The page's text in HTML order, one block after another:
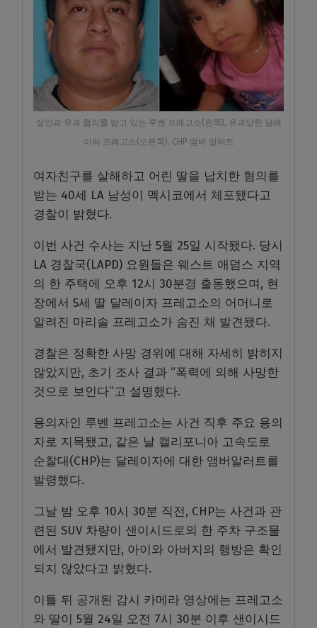
살인과 유괴 혐의를 받고 있는 루벤 프레고소(왼쪽), 유괴당한 달레
이라 프레고소(오른쪽). CHP 앰버 알러트
여자친구를 살해하고 어린 딸을 납치한 혐의를
받는 40세 LA 남성이 멕시코에서 체포됐다고
경찰이 밝혔다.
이번 사건 수사는 지난 5월 25일 시작됐다. 당시
LA 경찰국(LAPD) 요원들은 웨스트 애덤스 지역
의 한 주택에 오후 12시 30분경 출동했으며, 현
장에서 5세 딸 달레이자 프레고소의 어머니로
알려진 마리솔 프레고소가 숨진 채 발견됐다.
경찰은 정확한 사망 경위에 대해 자세히 밝히지
않았지만, 초기 조사 결과 “폭력에 의해 사망한
것으로 보인다”고 설명했다.
용의자인 루벤 프레고소는 사건 직후 주요 용의
자로 지목됐고, 같은 날 캘리포니아 고속도로
순찰대(CHP)는 달레이자에 대한 앰버알러트를
발령했다.
그날 밤 오후 10시 30분 직전, CHP는 사건과 관
련된 SUV 차량이 샌이시드로의 한 주차 구조물
에서 발견됐지만, 아이와 아버지의 행방은 확인
되지 않았다고 밝혔다.
이틀 뒤 공개된 감시 카메라 영상에는 프레고소
와 딸이 5월 24일 오전 7시 30분 이후 샌이시드